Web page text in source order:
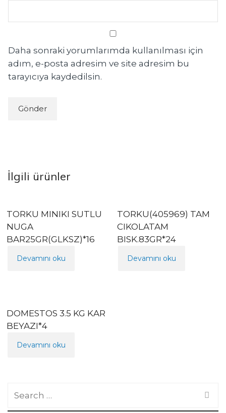
Daha sonraki yorumlarımda kullanılması için
adım, e-posta adresim ve site adresim bu
tarayıcıya kaydedilsin.
İlgili ürünler
TORKU MINIKI SUTLU
NUGA
BAR25GR(GLKSZ)*16
Devamını oku
TORKU(405969) TAM
CIKOLATAM
BISK.83GR*24
Devamını oku
DOMESTOS 3.5 KG KAR
BEYAZI*4
Devamını oku